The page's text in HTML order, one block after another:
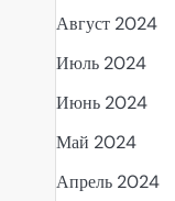
Август 2024
Июль 2024
Июнь 2024
Май 2024
Апрель 2024